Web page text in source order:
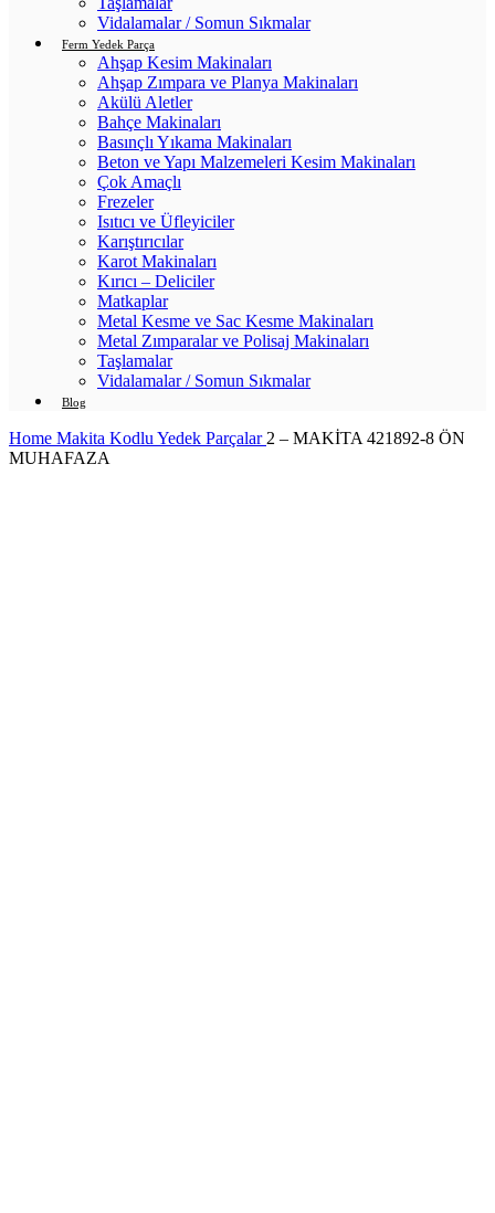
Vidalamalar / Somun Sıkmalar
Ferm Yedek Parça
Ahşap Kesim Makinaları
Ahşap Zımpara ve Planya Makinaları
Akülü Aletler
Bahçe Makinaları
Basınçlı Yıkama Makinaları
Beton ve Yapı Malzemeleri Kesim Makinaları
Çok Amaçlı
Frezeler
Isıtıcı ve Üfleyiciler
Karıştırıcılar
Karot Makinaları
Kırıcı – Deliciler
Matkaplar
Metal Kesme ve Sac Kesme Makinaları
Metal Zımparalar ve Polisaj Makinaları
Taşlamalar
Vidalamalar / Somun Sıkmalar
Blog
Home Makita Kodlu Yedek Parçalar 2 – MAKİTA 421892-8 ÖN
MUHAFAZA